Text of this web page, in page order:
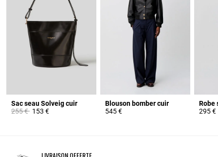
Sac seau Solveig cuir
Prix réduit à partir de
255 €à153 €
Blouson bomber cuir
545 €
Robe
295 €